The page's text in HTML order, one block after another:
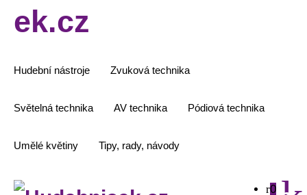
Hudební nástroje Zvuková technika
Světelná technika AV technika Pódiová technika
Umělé květiny Tipy, rady, návody
0